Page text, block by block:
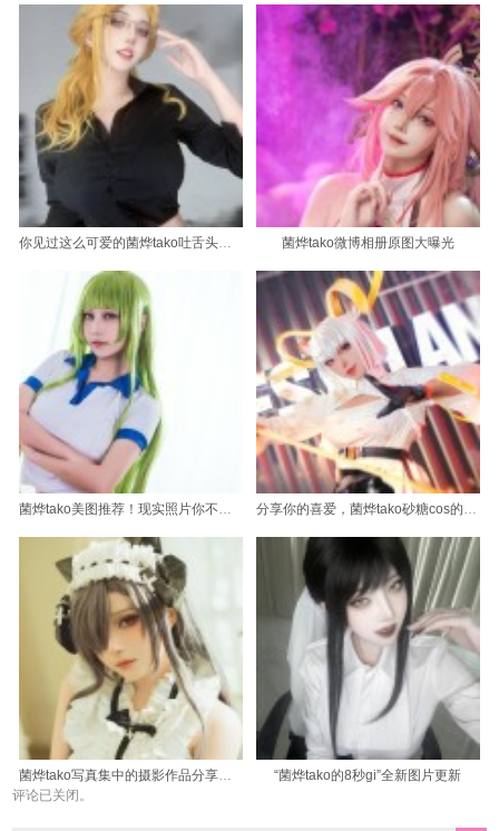
菌烨tako微博相册原图大曝光
菌烨tako美图推荐！现实照片你不能错过 分享你的喜爱，菌烨tako砂糖cos的美令人心动
菌烨tako写真集中的摄影作品分享：炫酷cosplay原图
“菌烨tako的8秒gi”全新图片更新
评论已关闭。